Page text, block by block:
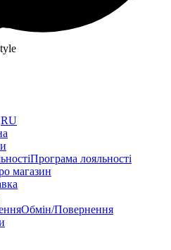
RU
Програма лояльності
магазин
Обмін/Повернення